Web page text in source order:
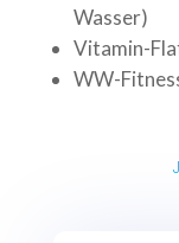
Wasser)
Vitamin-
WW-